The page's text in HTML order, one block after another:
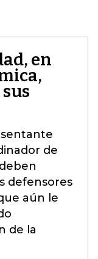
en
de
defensores
aún le
de la